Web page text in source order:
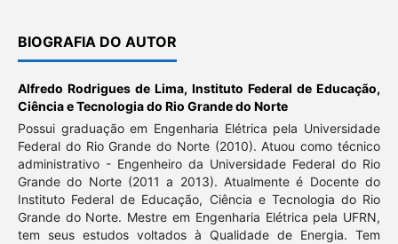
BIOGRAFIA DO AUTOR
Alfredo Rodrigues de Lima,Instituto Federal de Educação,
Ciência e Tecnologia do Rio Grande do Norte
Possui graduação em Engenharia Elétrica pela Universidade
Federal do Rio Grande do Norte (2010). Atuou como técnico
administrativo - Engenheiro da Universidade Federal do Rio
Grande do Norte (2011 a 2013). Atualmente é Docente do
Instituto Federal de Educação, Ciência e Tecnologia do Rio
Grande do Norte. Mestre em Engenharia Elétrica pela UFRN,
tem seus estudos voltados à Qualidade de Energia. Tem